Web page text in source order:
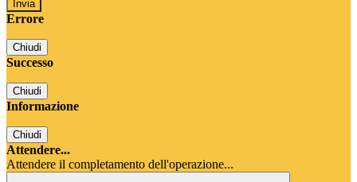
Errore
Chiudi
Successo
Chiudi
Informazione
Chiudi
Attendere...
Attendere il completamento dell'operazione...